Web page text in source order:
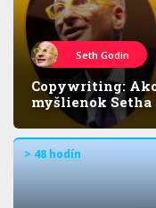
Seth Godin
Copywriting:
myšlienok Setha
> 48 hodín